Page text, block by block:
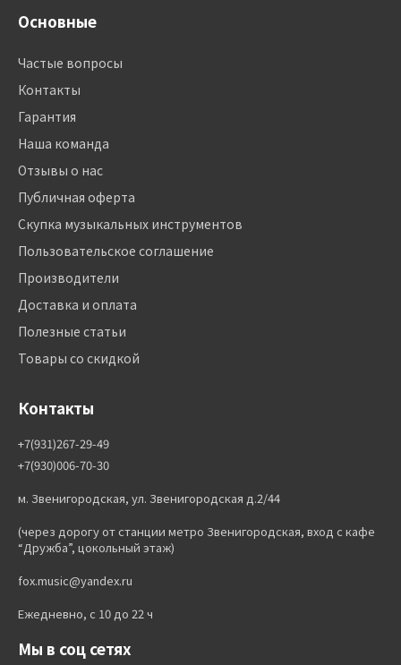
Основные
Частые вопросы
Контакты
Гарантия
Наша команда
Отзывы о нас
Публичная оферта
Скупка музыкальных инструментов
Пользовательское соглашение
Производители
Доставка и оплата
Полезные статьи
Товары со скидкой
Контакты
+7(931)267-29-49
+7(930)006-70-30
м. Звенигородская, ул. Звенигородская д.2/44
(через дорогу от станции метро Звенигородская, вход с кафе
“Дружба”, цокольный этаж)
fox.music@yandex.ru
Ежедневно, с 10 до 22 ч
Мы в соц сетях